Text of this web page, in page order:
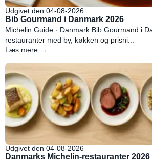
Udgivet den 04-08-2026
Bib Gourmand i Danmark 2026
Michelin Guide · Danmark Bib Gourmand i
restauranter med by, køkken og prisni...
Læs mere →
Udgivet den 04-08-2026
Danmarks Michelin-restauranter 2026